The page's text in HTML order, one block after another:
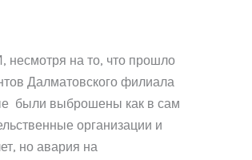
несмотря на то, что прошло
Далматовского филиала
были выброшены как в сам
организации и
но авария на